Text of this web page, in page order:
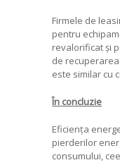
Firmele de
pentru
revalorificat și
de
este similar cu
În concluzie
Eficiența
pierderilor
consumului,